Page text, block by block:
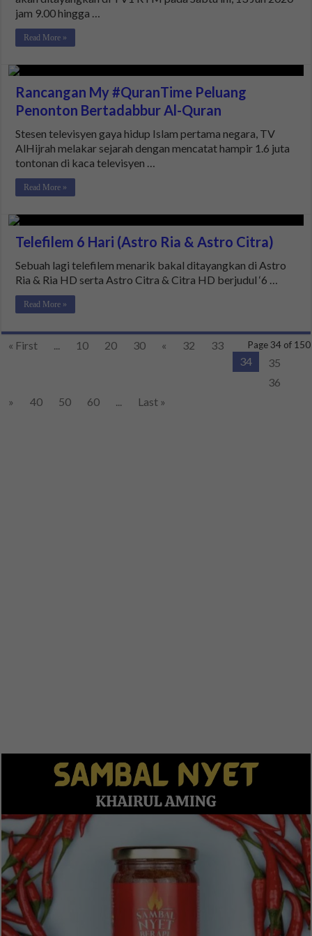
jam 9.00 hingga …
Read More »
Rancangan My #QuranTime Peluang
Penonton Bertadabbur Al-Quran
Stesen televisyen gaya hidup Islam pertama negara, TV
AlHijrah melakar sejarah dengan mencatat hampir 1.6 juta
tontonan di kaca televisyen …
Read More »
Telefilem 6 Hari (Astro Ria & Astro Citra)
Sebuah lagi telefilem menarik bakal ditayangkan di Astro
Ria & Ria HD serta Astro Citra & Citra HD berjudul ‘6 …
Read More »
Page 34 of 150
« First 10 20 30 « 32
33
34
35
36
»
40 50 60 Last »